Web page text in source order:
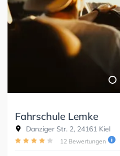
Fahrschule Lemke
Danziger Str. 2, 24161 Kiel
12 Bewertungen